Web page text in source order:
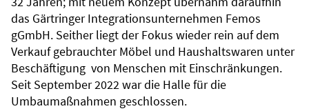
das Gärtringer Integrationsunternehmen Femos
gGmbH. Seither liegt der Fokus wieder rein auf dem
Verkauf gebrauchter Möbel und Haushaltswaren unter
Beschäftigung von Menschen mit Einschränkungen.
Seit September 2022 war die Halle für die
Umbaumaßnahmen geschlossen.